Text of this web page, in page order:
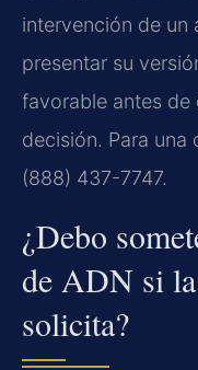
intervención de un
presentar su
favorable antes de
decisión. Para una
(888) 437-7747.
¿Debo
de ADN si
solicita?